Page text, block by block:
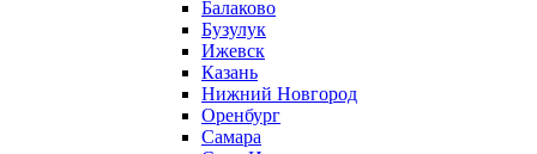
Балаково
Бузулук
Ижевск
Казань
Нижний Новгород
Оренбург
Самара